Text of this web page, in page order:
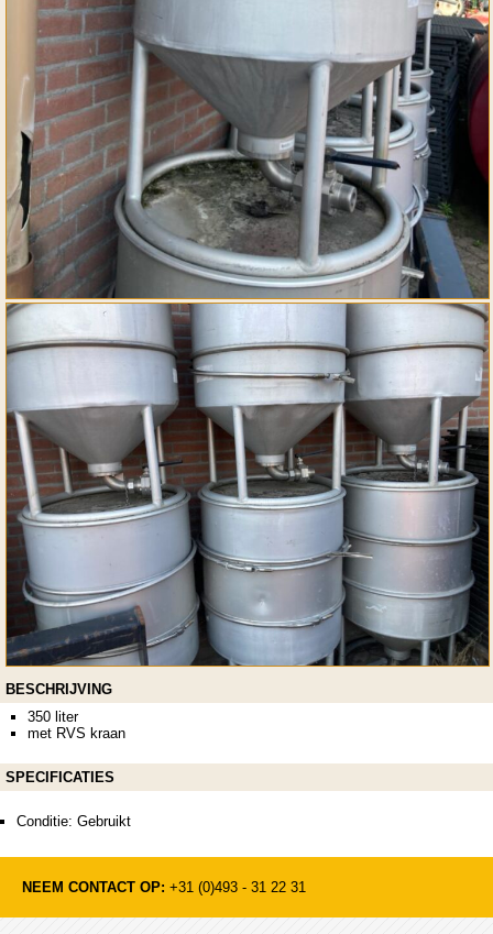
BESCHRIJVING
350 liter
met RVS kraan
SPECIFICATIES
Conditie: Gebruikt
NEEM CONTACT OP: +31 (0)493 - 31 22 31